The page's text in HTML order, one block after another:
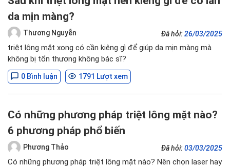
da mịn màng?
Thương Nguyễn Đã hỏi: 26/03/2025
triệt lông mặt xong có cần kiêng gì để giúp da mịn màng mà
không bị tổn thương không bác sĩ?
0 Bình luận 1791 Lượt xem
Có những phương pháp triệt lông mặt nào?
6 phương pháp phổ biến
Phương Thảo Đã hỏi: 03/03/2025
Có những phương pháp triệt lông mặt nào? Nên chọn laser hay